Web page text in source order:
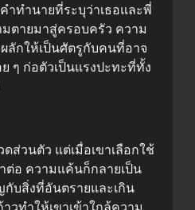
ำทำนายที่ระบุว่าเธอและพี่
ตายมาสู่ครอบครัว ความ
ลักให้เป็นศัตรูกับคนที่อาจ
ๆ ก่อตัวเป็นแรงปะทะที่ทั้ง
ส่วนตัว แต่เมื่อเขาเลือกใช้
ต่อ ความแค้นก็กลายเป็น
กับสิ่งที่อันตรายและเกิน